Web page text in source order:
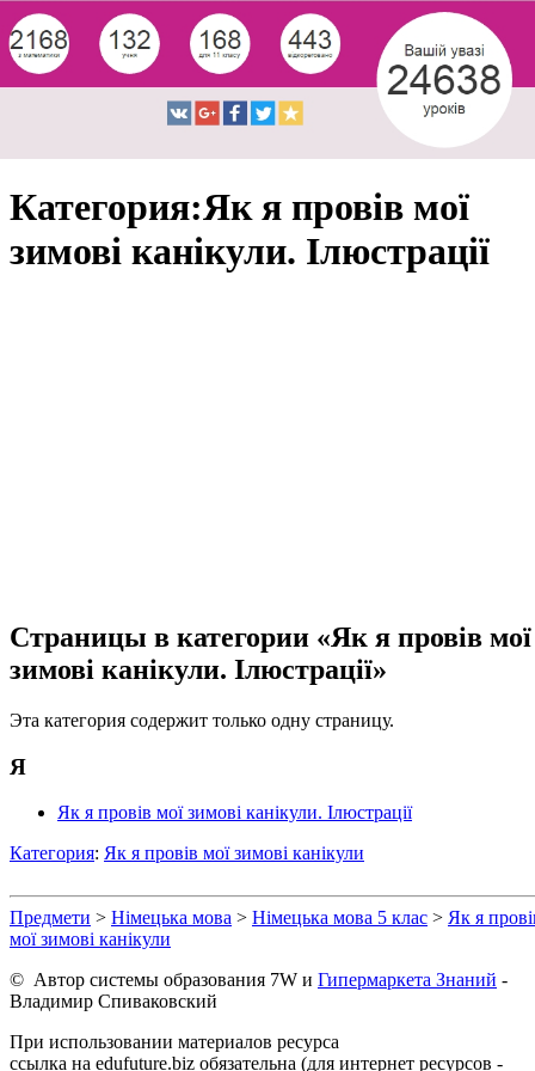
Категория:Як я провів мої
зимові канікули. Ілюстрації
Страницы в категории «Як я провів мої
зимові канікули. Ілюстрації»
Эта категория содержит только одну страницу.
Я
Як я провів мої зимові канікули. Ілюстрації
Категория: Як я провів мої зимові канікули
Предмети > Німецька мова > Німецька мова 5 клас > Як я
мої зимові канікули
© Автор системы образования 7W и Гипермаркета Знаний -
Владимир Спиваковский
При использовании материалов ресурса
ссылка на edufuture.biz обязательна (для интернет ресурсов -